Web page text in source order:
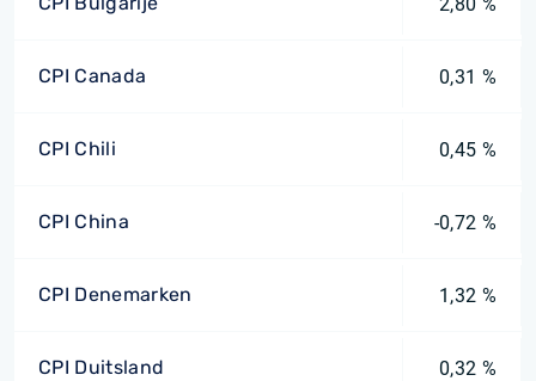
CPI Canada 0,31 %
CPI Chili 0,45 %
CPI China -0,72 %
CPI Denemarken 1,32 %
CPI Duitsland 0,32 %